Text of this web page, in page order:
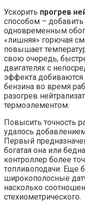
Ускорить прогрев
способом –
одновременным
«лишняя» горючая
повышает
свою очередь,
двигателях с
эффекта добиваются
бензина во время
разогрев
термоэлементом.
Повысить точность
удалось
Первый
богатая она или
контроллер более
топливоподачи. Еще
широкополосные
насколько
стехиометрического.